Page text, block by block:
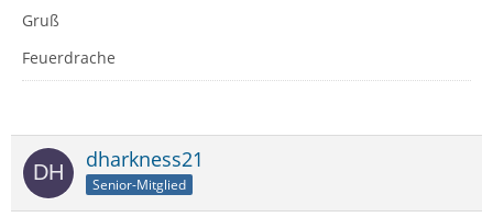
Gruß
Feuerdrache
dharkness21
Senior-Mitglied